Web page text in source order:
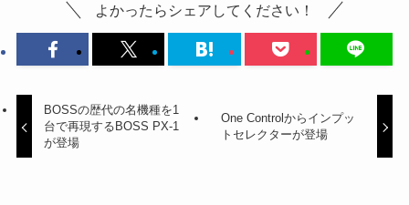
よかったらシェアしてください！
BOSSの歴代の名機種を1
台で再現するBOSS PX-1
が登場
One Controlからインプッ
トセレクターが登場